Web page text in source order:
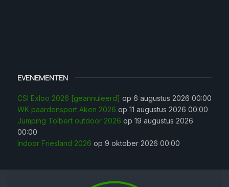
EVENEMENTEN
CSI Exloo 2026 [geannuleerd] op 6 augustus 2026 00:00
WK paardensport Aken 2026 op 11 augustus 2026 00:00
Jumping Tolbert outdoor 2026 op 19 augustus 2026
00:00
Indoor Friesland 2026 op 9 oktober 2026 00:00